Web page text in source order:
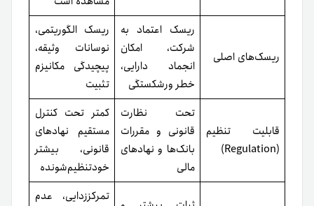
توقیف دارایی
قیمت در شرایط
بازار نامتعادل
در انتخاب بین استیبل کوین‌های متمرکز و غیر متمرکز همانند
، کاربران باید براساس نیاز به ثبات، شفافیت، امنیت و
قابلیت دسترسی تصمیم‌گیری کنند. برای کسانی که به دنبال
کنترل بیشتر و استقلال از نهادهای متمرکز هستند، بهترین
استیبل کوین غیر متمرکز گزینه مناسب‌تری است، در حالی که
کاربران معمولی و کسانی که نیاز به پذیرش گسترده دارند ممکن
است نسخه‌‌های متمرکز را ترجیح دهند.